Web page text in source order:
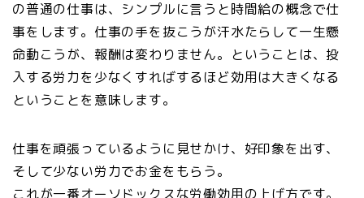
の普通の仕事は、シンプルに言うと時間給の概念で仕
事をします。仕事の手を抜こうが汗水たらして一生懸
命動こうが、報酬は変わりません。ということは、投
入する労力を少なくすればするほど効用は大きくなる
ということを意味します。
仕事を頑張っているように見せかけ、好印象を出す、
そして少ない労力でお金をもらう。
これが一番オーソドックスな労働効用の上げ方です。